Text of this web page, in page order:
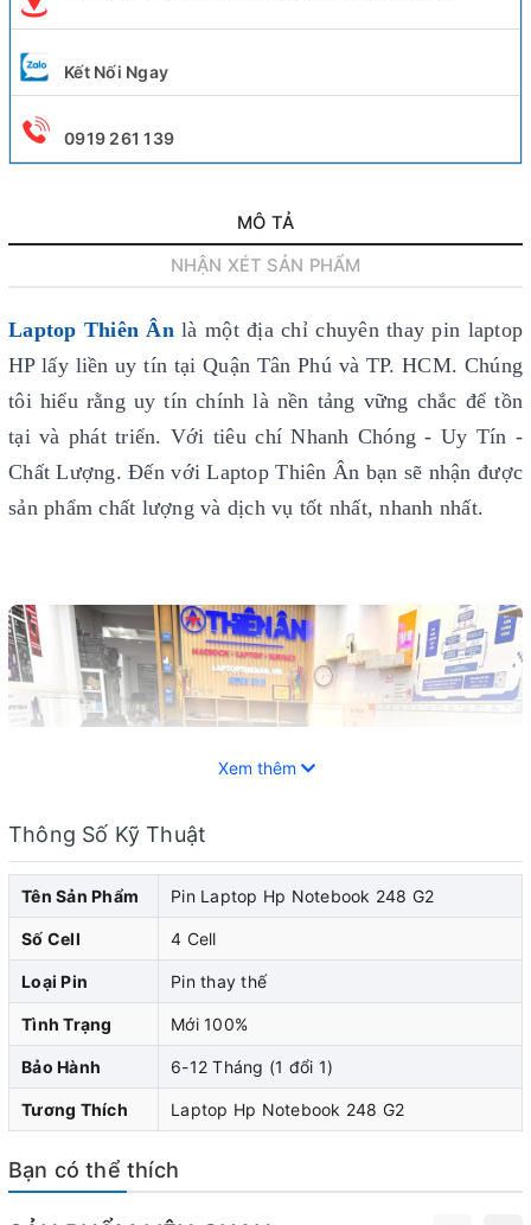
Kết Nối Ngay
0919 261 139
MÔ TẢ
NHẬN XÉT SẢN PHẨM
Laptop Thiên Ânlà một địa chỉ chuyên thay pin laptop
HP lấy liền uy tín tại Quận Tân Phú và TP. HCM. Chúng
tôi hiểu rằng uy tín chính là nền tảng vững chắc để tồn
tại và phát triển. Với tiêu chí Nhanh Chóng - Uy Tín -
Chất Lượng. Đến với Laptop Thiên Ân bạn sẽ nhận được
sản phẩm chất lượng và dịch vụ tốt nhất, nhanh nhất.
Pin laptop HP đóng vai trò quan trọng trong việc cung
cấp năng lượng cho laptop hp của bạn. Khi pin laptop
hp của bạn bắt đầu cho thấy dấu hiệu yếu đi, pin chai,
nhanh hết pin, sạc không vào pin, pin bị phù biến dạng...
làm cong vênh phần vỏ của máy, thì bạn nên nghĩ
Xem thêm
Thông Số Kỹ Thuật
Tên Sản Phẩm Pin Laptop Hp Notebook 248 G2
Số Cell 4 Cell
Loại Pin Pin thay thế
Tình Trạng Mới 100%
Bảo Hành 6-12 Tháng (1 đổi 1)
Tương Thích Laptop Hp Notebook 248 G2
Bạn có thể thích